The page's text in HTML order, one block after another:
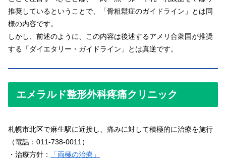
推奨しているということで、「骨粗鬆症のガイドライン」とは同
様の内容です。
しかし、前述のように、この内容は後述するアメリ合衆国が推奨
する「ダイエタリー・ガイドライン」とは真逆です。
エメラルド整形外科疼痛クリニック
札幌市北区で麻生駅に近接し、痛みに対して積極的に治療を施行
（電話：011-738-0011）
・治療方針：
「両極の治療」